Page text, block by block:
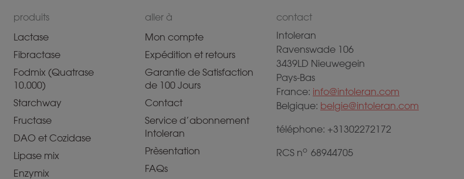
produits
Lactase
Fibractase
Fodmix (Quatrase
10.000)
Starchway
Fructase
DAO et Cozidase
Lipase mix
Enzymix
aller à
Mon compte
Expédition et retours
Garantie de Satisfaction
de 100 Jours
Contact
Service d’abonnement
Intoleran
Prèsentation
FAQs
contact
Intoleran
Ravenswade 106
3439LD Nieuwegein
Pays-Bas
France: info@intoleran.com
Belgique: belgie@intoleran.com
téléphone: +31302272172
RCS no 68944705